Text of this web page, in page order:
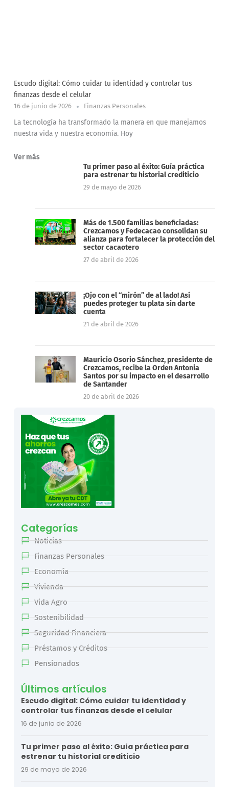
Escudo digital: Cómo cuidar tu identidad y controlar tus
finanzas desde el celular
16 de junio de 2026 Finanzas Personales
La tecnología ha transformado la manera en que manejamos
nuestra vida y nuestra economía. Hoy
Ver más
Tu primer paso al éxito: Guía práctica
para estrenar tu historial crediticio
29 de mayo de 2026
Más de 1.500 familias beneficiadas:
Crezcamos y Fedecacao consolidan su
alianza para fortalecer la protección del
sector cacaotero
27 de abril de 2026
¡Ojo con el “mirón” de al lado! Así
puedes proteger tu plata sin darte
cuenta
21 de abril de 2026
Mauricio Osorio Sánchez, presidente de
Crezcamos, recibe la Orden Antonia
Santos por su impacto en el desarrollo
de Santander
20 de abril de 2026
Categorías
Noticias
Finanzas Personales
Economía
Vivienda
Vida Agro
Sostenibilidad
Seguridad Financiera
Préstamos y Créditos
Pensionados
Últimos artículos
Escudo digital: Cómo cuidar tu identidad y
controlar tus finanzas desde el celular
16 de junio de 2026
Tu primer paso al éxito: Guía práctica para
estrenar tu historial crediticio
29 de mayo de 2026